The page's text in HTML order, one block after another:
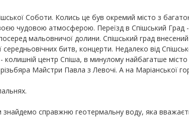
Соботи. Колись це був окремий місто з
чудовою атмосферою. Переїзд в Спішський Град
мальовничої долини. Спішський град
середньовічних битв, концерти. Недалеко від
центр Спіша, в минулому найбагатше
Майстри Павла з Левочі. А на Маріанської
справжню геотермальну воду, яка